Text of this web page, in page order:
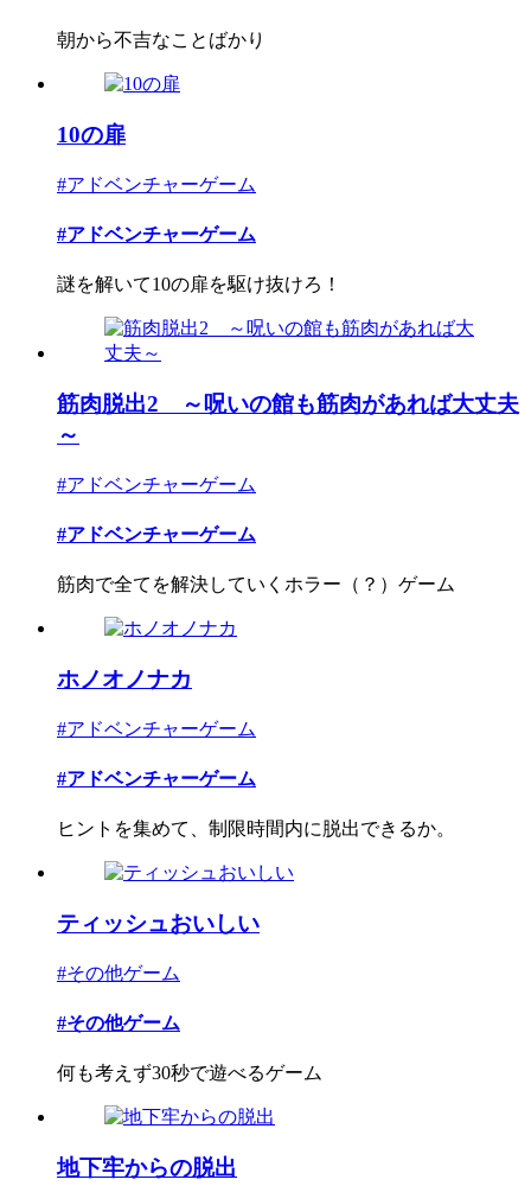
朝から不吉なことばかり
10の扉
#アドベンチャーゲーム
#アドベンチャーゲーム
謎を解いて10の扉を駆け抜けろ！
筋肉脱出2 ～呪いの館も筋肉があれば大丈夫
～
#アドベンチャーゲーム
#アドベンチャーゲーム
筋肉で全てを解決していくホラー（？）ゲーム
ホノオノナカ
#アドベンチャーゲーム
#アドベンチャーゲーム
ヒントを集めて、制限時間内に脱出できるか。
ティッシュおいしい
#その他ゲーム
#その他ゲーム
何も考えず30秒で遊べるゲーム
地下牢からの脱出